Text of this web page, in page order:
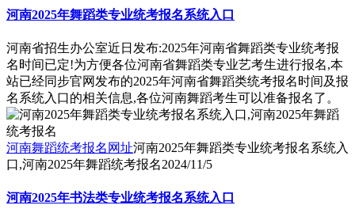
河南2025年舞蹈类专业统考报名系统入口
河南省招生办公室近日发布:2025年河南省舞蹈类专业统考报
名时间已定!为方便各位河南省舞蹈类专业艺考生进行报名,本
站已经同步官网发布的2025年河南省舞蹈类统考报名时间及报
名系统入口的相关信息,各位河南舞蹈考生可以准备报名了。
河南舞蹈统考报名网址河南2025年舞蹈类专业统考报名系统入
口,河南2025年舞蹈统考报名2024/11/5
河南2025年书法类专业统考报名系统入口